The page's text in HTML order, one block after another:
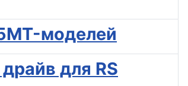
моделей
для RS